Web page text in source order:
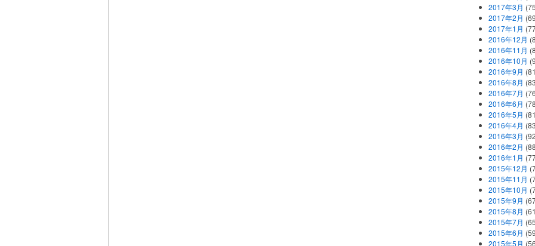
2017年3月
2017年2月
2017年1月
2016年12月
2016年11月
2016年10月
2016年9月
2016年8月
2016年7月
2016年6月
2016年5月
2016年4月
2016年3月
2016年2月
2016年1月
2015年12月
2015年11月
2015年10月
2015年9月
2015年8月
2015年7月
2015年6月
2015年5月